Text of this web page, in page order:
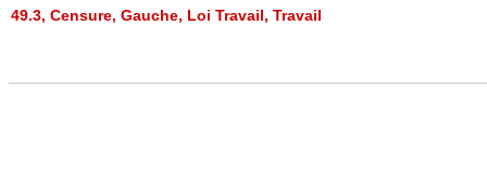
49.3, Censure, Gauche, Loi Travail, Travail